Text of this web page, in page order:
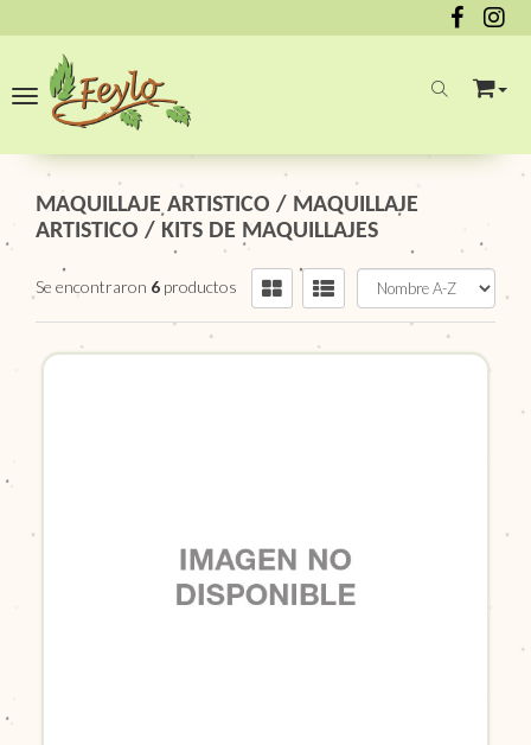
Toggle navigation
MAQUILLAJE ARTISTICO / MAQUILLAJE
ARTISTICO / KITS DE MAQUILLAJES
Se encontraron 6 productos